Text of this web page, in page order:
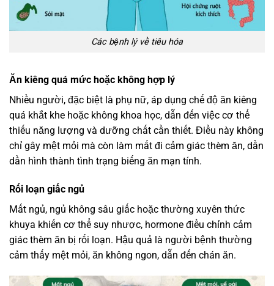
Các bệnh lý về tiêu hóa
Ăn kiêng quá mức hoặc không hợp lý
Nhiều người, đặc biệt là phụ nữ, áp dụng chế độ ăn kiêng
quá khắt khe hoặc không khoa học, dẫn đến việc cơ thể
thiếu năng lượng và dưỡng chất cần thiết. Điều này không
chỉ gây mệt mỏi mà còn làm mất đi cảm giác thèm ăn, dần
dần hình thành tình trạng biếng ăn mạn tính.
Rối loạn giấc ngủ
Mất ngủ, ngủ không sâu giấc hoặc thường xuyên thức
khuya khiến cơ thể suy nhược, hormone điều chỉnh cảm
giác thèm ăn bị rối loạn. Hậu quả là người bệnh thường
cảm thấy mệt mỏi, ăn không ngon, dẫn đến chán ăn.